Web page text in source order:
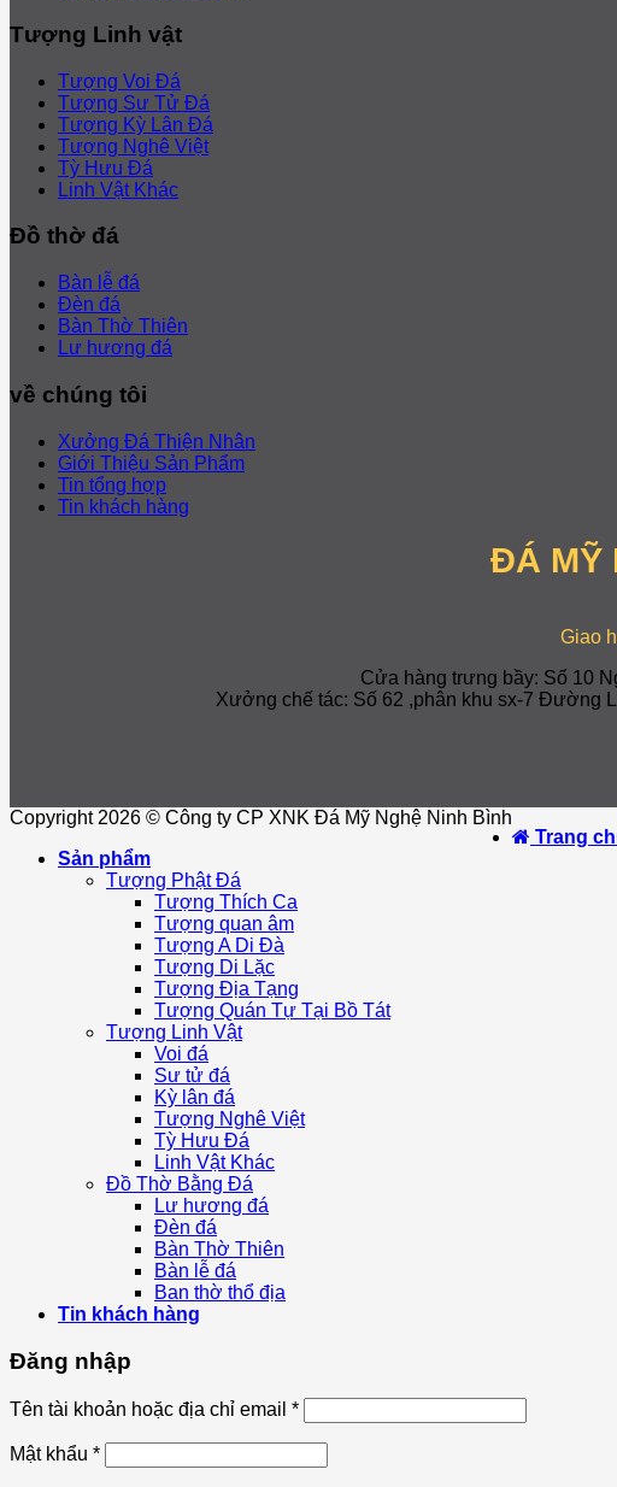
Tượng Linh vật
Tượng Voi Đá
Tượng Sư Tử Đá
Tượng Kỳ Lân Đá
Tượng Nghê Việt
Tỳ Hưu Đá
Linh Vật Khác
Đồ thờ đá
Bàn lễ đá
Đèn đá
Bàn Thờ Thiên
Lư hương đá
về chúng tôi
Xưởng Đá Thiện Nhân
Giới Thiệu Sản Phẩm
Tin tổng hợp
Tin khách hàng
ĐÁ MỸ
Giao
Cửa hàng trưng bầy: Số 10
Xưởng chế tác: Số 62 ,phân khu sx-7 Đường
Copyright 2026 © Công ty CP XNK Đá Mỹ Nghệ Ninh Bình
Trang
Sản phẩm
Tượng Phật Đá
Tượng Thích Ca
Tượng quan âm
Tượng A Di Đà
Tượng Di Lặc
Tượng Địa Tạng
Tượng Quán Tự Tại Bồ Tát
Tượng Linh Vật
Voi đá
Sư tử đá
Kỳ lân đá
Tượng Nghê Việt
Tỳ Hưu Đá
Linh Vật Khác
Đồ Thờ Bằng Đá
Lư hương đá
Đèn đá
Bàn Thờ Thiên
Bàn lễ đá
Ban thờ thổ địa
Tin khách hàng
Đăng nhập
Tên tài khoản hoặc địa chỉ email *
Mật khẩu *